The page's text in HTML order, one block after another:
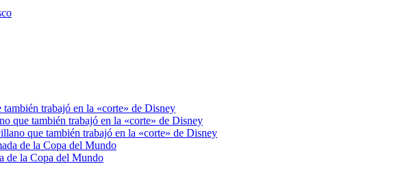
trabajó en la «corte» de Disney
que también trabajó en la «corte» de Disney
que también trabajó en la «corte» de Disney
de la Copa del Mundo
de la Copa del Mundo